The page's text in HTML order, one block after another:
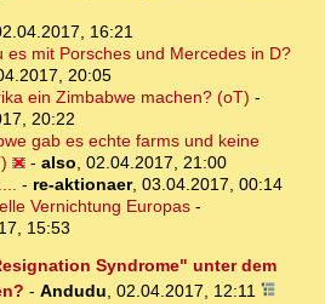
16:21
es mit Porsches und Mercedes in D?
20:05
ein Zimbabwe machen? (oT) -
20:22
gab es echte farms und keine
- also, 02.04.2017, 21:00
- re-aktionaer, 03.04.2017, 00:14
Vernichtung Europas-
15:53
Syndrome" unter dem
- Andudu, 02.04.2017, 12:11